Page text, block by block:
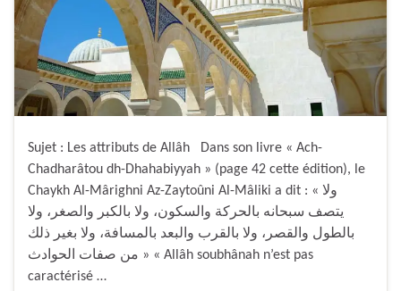
Sujet : Les attributs de Allâh Dans son livre « Ach-
Chadharâtou dh-Dhahabiyyah » (page 42 cette édition), le
Chaykh Al-Mârighni Az-Zaytoûni Al-Mâliki a dit : « ولا
يتصف سبحانه بالحركة والسكون، ولا بالكبر والصغر، ولا
بالطول والقصر، ولا بالقرب والبعد بالمسافة، ولا بغير ذلك
من صفات الحوادث » « Allâh soubhânah n’est pas
caractérisé …